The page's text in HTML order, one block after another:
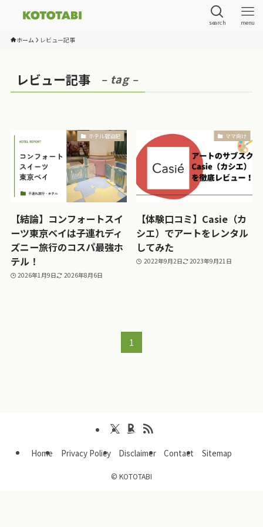
search menu
ホーム レビュー記事
レビュー記事 – tag –
ホテル宿泊記
【結論】コンフォートスイ
ーツ東京ベイは子連れディ
ズニー旅行のコスパ最強ホ
テル！
2026年1月9日 2026年8月6日
ママ向け
【体験口コミ】Casie（カ
シエ）でアートをレンタル
してみた
2022年9月2日 2023年9月21日
1
Home Privacy Policy Disclaimer Contact Sitemap
© KOTOTABI